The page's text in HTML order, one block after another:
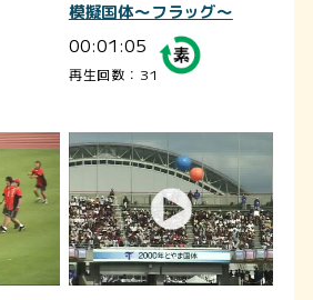
模擬国体～フラッグ～
00:01:05
再生回数：31